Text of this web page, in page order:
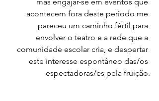
acontecem fora deste período me
pareceu um caminho fértil para
envolver o teatro e a rede que a
comunidade escolar cria, e despertar
este interesse espontâneo das/os
espectadoras/es pela fruição.